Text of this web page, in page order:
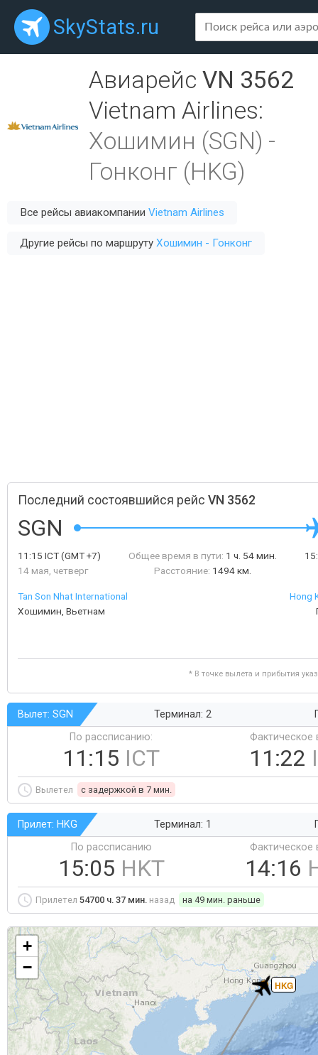
SkyStats.ru
Авиарейс VN 3562
Vietnam Airlines:
Хошимин (SGN) -
Гонконг (HKG)
Все рейсы авиакомпании Vietnam Airlines
Другие рейсы по маршруту Хошимин - Гонконг
Последний состоявшийся рейс VN 3562
SGN
11:15 ICT(GMT +7)
14 мая, четверг
Общее время в пути: 1 ч. 54 мин.
Расстояние: 1494 км.
Tan Son Nhat International
Хошимин, Вьетнам
Hong
* В точке вылета и прибытия
Вылет: SGN Терминал: 2
По рассписанию:
11:15 ICT
Фактическое
11:22
Вылетел c задержкой в 7 мин.
Прилет: HKG Терминал: 1
По рассписанию
15:05 HKT
Фактическое
14:16
Прилетел 54700 ч. 37 мин. назад на 49 мин. раньше
HKG
+
−